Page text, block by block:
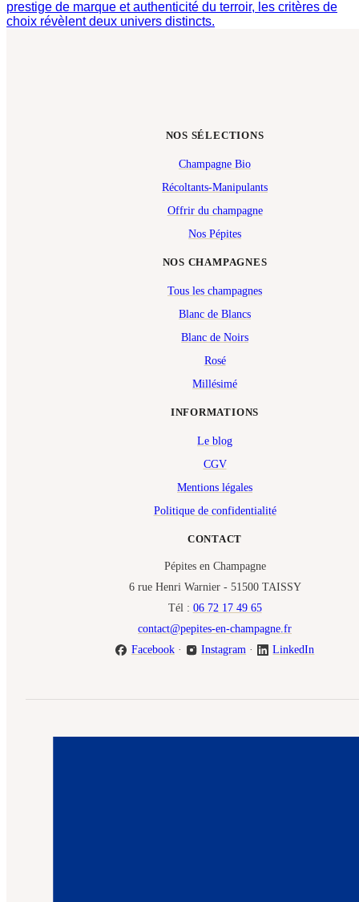
prestige de marque et authenticité du terroir, les critères de
choix révèlent deux univers distincts.
NOS CHAMPAGNES
Tous les champagnes
Blanc de Blancs
Blanc de Noirs
Rosé
Millésimé
NOS SÉLECTIONS
Champagne Bio
Récoltants-Manipulants
Offrir du champagne
Nos Pépites
INFORMATIONS
Le blog
CGV
Mentions légales
Politique de confidentialité
CONTACT
Pépites en Champagne
6 rue Henri Warnier - 51500 TAISSY
Tél : 06 72 17 49 65
contact@pepites-en-champagne.fr
Facebook· Instagram · LinkedIn